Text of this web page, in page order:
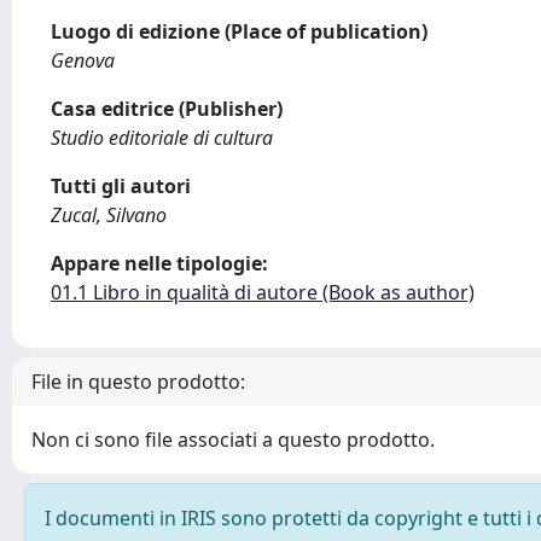
Luogo di edizione (Place of publication)
Genova
Casa editrice (Publisher)
Studio editoriale di cultura
Tutti gli autori
Zucal, Silvano
Appare nelle tipologie:
01.1 Libro in qualità di autore (Book as author)
File in questo prodotto:
Non ci sono file associati a questo prodotto.
I documenti in IRIS sono protetti da copyright e tutti